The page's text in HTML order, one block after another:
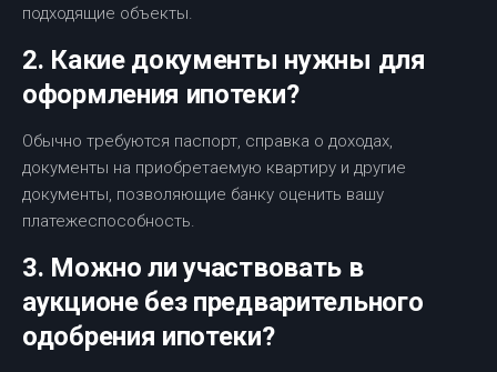
подходящие объекты.
2. Какие документы нужны для
оформления ипотеки?
Обычно требуются паспорт, справка о доходах,
документы на приобретаемую квартиру и другие
документы, позволяющие банку оценить вашу
платежеспособность.
3. Можно ли участвовать в
аукционе без предварительного
одобрения ипотеки?